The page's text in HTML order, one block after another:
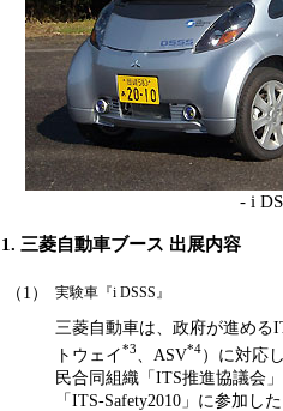
- i
1. 三菱自動車ブース 出展内容
（1） 実験車『i DSSS』
三菱自動車は、政府が進める
トウェイ*3 、ASV*4）に対応
民合同組織「ITS推進協議会
「ITS-Safety2010」に参加し